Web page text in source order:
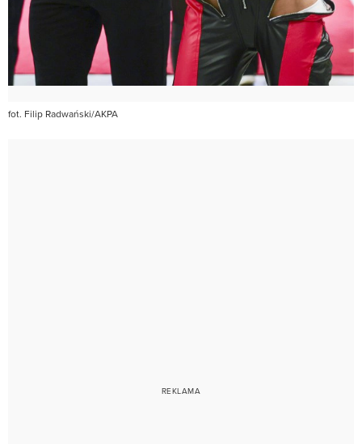
fot. Filip Radwański/AKPA